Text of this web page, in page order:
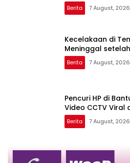
Berita 7 August, 2026
Kecelakaan di
Meninggal
Berita 7 August, 2026
Pencuri HP di
Video CCTV Viral
Berita 7 August, 2026